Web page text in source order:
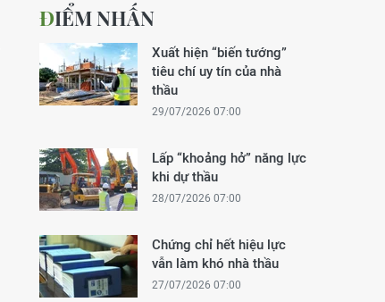
ĐIỂM NHẤN
Xuất hiện “biến tướng”
tiêu chí uy tín của nhà
thầu
29/07/2026 07:00
Lấp “khoảng hở” năng lực
khi dự thầu
28/07/2026 07:00
Chứng chỉ hết hiệu lực
vẫn làm khó nhà thầu
27/07/2026 07:00